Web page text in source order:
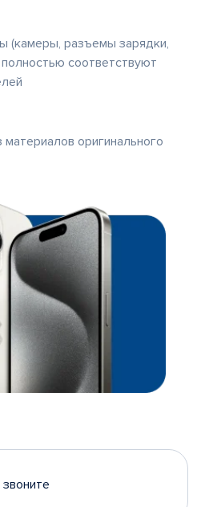
(камеры, разъемы зарядки,
соответствуют
оригинального